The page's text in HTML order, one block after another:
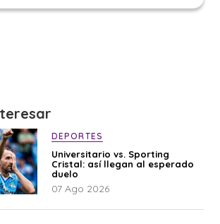
DEPORTES
Universitario vs. Sporting
Cristal: así llegan al esperado
duelo
07 Ago 2026